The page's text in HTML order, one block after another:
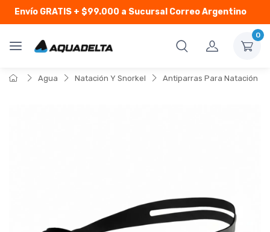
Envío GRATIS+ $99.000 a Sucursal Correo Argentino
0
Agua Natación Y Snorkel Antiparras Para Natación